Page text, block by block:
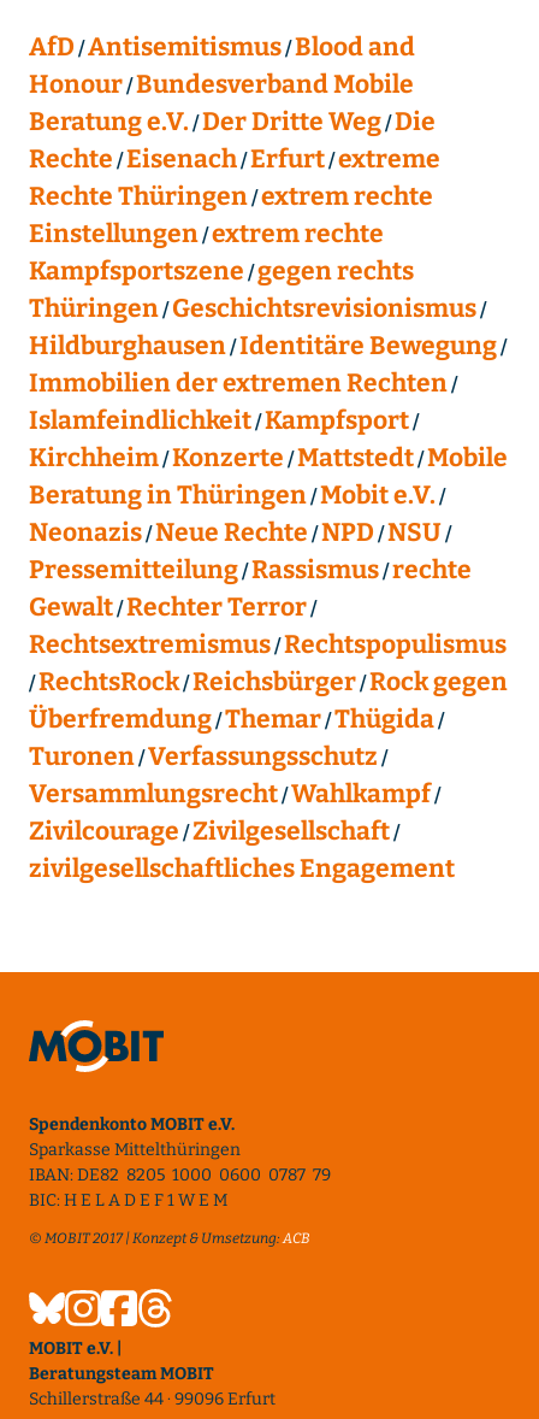
AfD Antisemitismus Blood and
Honour Bundesverband Mobile
Beratung e.V. Der Dritte Weg Die
Rechte Eisenach Erfurt extreme
Rechte Thüringen extrem rechte
Einstellungen extrem rechte
Kampfsportszene gegen rechts
Thüringen Geschichtsrevisionismus
Hildburghausen Identitäre Bewegung
Immobilien der extremen Rechten
Islamfeindlichkeit Kampfsport
Kirchheim Konzerte Mattstedt Mobile
Beratung in Thüringen Mobit e.V.
Neonazis Neue Rechte NPD NSU
Pressemitteilung Rassismus rechte
Gewalt Rechter Terror
Rechtsextremismus Rechtspopulismus
RechtsRock Reichsbürger Rock gegen
Überfremdung Themar Thügida
Turonen Verfassungsschutz
Versammlungsrecht Wahlkampf
Zivilcourage Zivilgesellschaft
zivilgesellschaftliches Engagement
Spendenkonto MOBIT e.V.
Sparkasse Mittelthüringen
IBAN: DE82 8205 1000 0600 0787 79
BIC: H E L A D E F 1 W E M
© MOBIT 2017 | Konzept & Umsetzung:ACB
MOBIT e.V. |
Beratungsteam MOBIT
Schillerstraße 44 · 99096 Erfurt